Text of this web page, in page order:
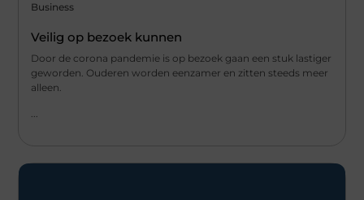
Business
Veilig op bezoek kunnen
Door de corona pandemie is op bezoek gaan een stuk lastiger
geworden. Ouderen worden eenzamer en zitten steeds meer
alleen.
...